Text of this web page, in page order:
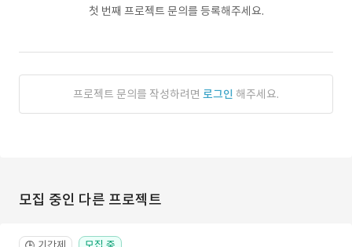
첫 번째 프로젝트 문의를 등록해주세요.
프로젝트 문의를 작성하려면 로그인 해주세요.
모집 중인 다른 프로젝트